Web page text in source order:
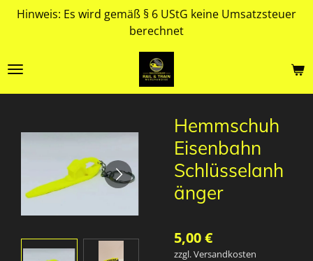
Zum
Hinweis: Es wird gemäß § 6 UStG keine Umsatzsteuer
berechnet
Hemmschuh
Eisenbahn
Schlüsselanh
änger
5,00 €
zzgl. Versandkosten